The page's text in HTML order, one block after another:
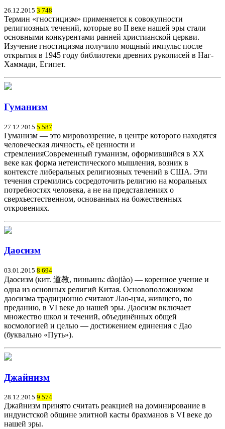
26.12.2015 3 748
Термин «гностицизм» применяется к совокупности
религиозных течений, которые во II веке нашей эры стали
основными конкурентами ранней христианской церкви.
Изучение гностицизма получило мощный импульс после
открытия в 1945 году библиотеки древних рукописей в Наг-
Хаммади, Египет.
Гуманизм
27.12.2015 5 587
Гуманизм — это мировоззрение, в центре которого находятся
человеческая личность, её ценности и
стремленияСовременный гуманизм, оформившийся в XX
веке как форма нетеистического мышления, возник в
контексте либеральных религиозных течений в США. Эти
течения стремились сосредоточить религию на моральных
потребностях человека, а не на представлениях о
сверхъестественном, основанных на божественных
откровениях.
Даосизм
03.01.2015 8 694
Даосизм (кит. 道教, пиньинь: dàojiào) — коренное учение и
одна из основных религий Китая. Основоположником
даосизма традиционно считают Лао-цзы, живщего, по
преданию, в VI веке до нашей эры. Даосизм включает
множество школ и течений, объединённых общей
космологией и целью — достижением единения с Дао
(буквально «Путь»).
Джайнизм
28.12.2015 9 574
Джайнизм принято считать реакцией на доминирование в
индуистской общине элитной касты брахманов в VI веке до
нашей эры.